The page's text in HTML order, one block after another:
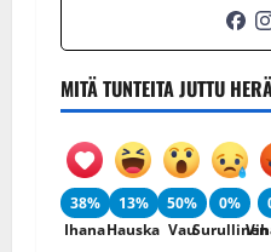
MITÄ TUNTEITA JUTTU
38%
Ihana
13%
Hauska
50%
Vau
0%
Surullinen